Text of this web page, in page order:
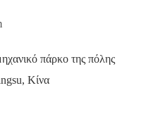
πάρκο της πόλης
Κίνα